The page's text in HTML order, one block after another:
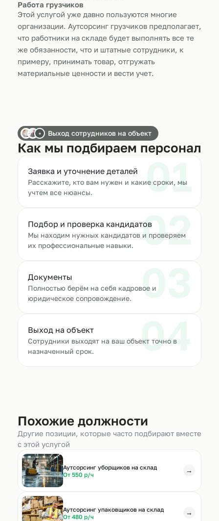
Работа грузчиков
Этой услугой уже давно пользуются многие
организации. Аутсорсинг грузчиков предполагает,
что работники на складе будет выполнять все те
же обязанности, что и штатные сотрудники, к
примеру, принимать товар, отгружать
материальные ценности и вести учет.
+ Выход сотрудников на объект
Как мы подбираем персонал
01
Заявка и уточнение деталей
Расскажите, кто вам нужен и какие сроки, мы
учтем все нюансы.
02
Подбор и проверка кандидатов
Мы находим нужных кандидатов и проверяем
их профессиональные навыки.
03
Документы
Полностью берём на себя кадровое и
юридическое сопровождение.
04
Выход на объект
Сотрудники выходят на ваш объект точно в
назначенный срок.
Похожие должности
Другие позиции, которые часто подбирают вместе
с этой услугой
Аутсорсинг уборщиков на склад
От 550 р/ч
→
Аутсорсинг упаковщиков на склад
От 480 р/ч
→